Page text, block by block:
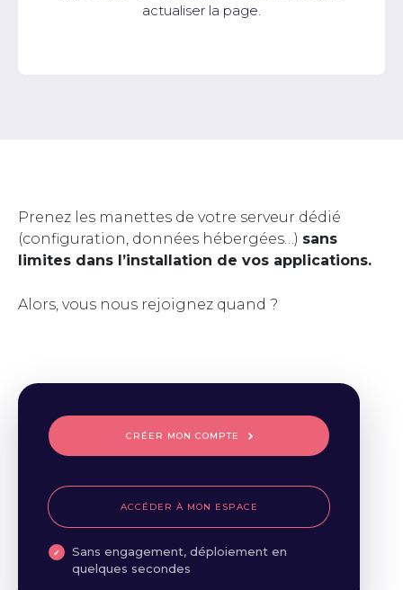
actualiser la page.
Prenez les manettes de votre serveur dédié
(configuration, données hébergées…) sans
limites dans l’installation de vos applications.
Alors, vous nous rejoignez quand ?
CRÉER MON COMPTE
ACCÉDER À MON ESPACE
Sans engagement, déploiement en
quelques secondes